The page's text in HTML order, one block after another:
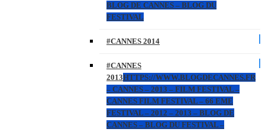
BLOG DE CANNES – BLOG DU
FESTIVAL
#CANNES 2014
#CANNES
2013HTTPS://WWW.BLOGDECANNES.FR
– CANNES – 2013 – FILM FESTIVAL –
CANNES FILM FESTIVAL – 66 EME
FESTIVAL – 2012 – 2013 – BLOG DE
CANNES – BLOG DU FESTIVAL –